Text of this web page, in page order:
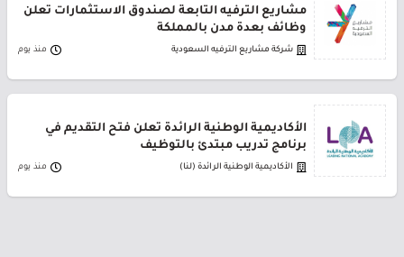
مشاريع الترفيه التابعة لصندوق الاستثمارات تعلن
وظائف بعدة مدن بالمملكة
شركة مشاريع الترفيه السعودية منذ يوم
الأكاديمية الوطنية الرائدة تعلن فتح التقديم في
برنامج تدريب مبتدئ بالتوظيف
الأكاديمية الوطنية الرائدة (لنا) منذ يوم